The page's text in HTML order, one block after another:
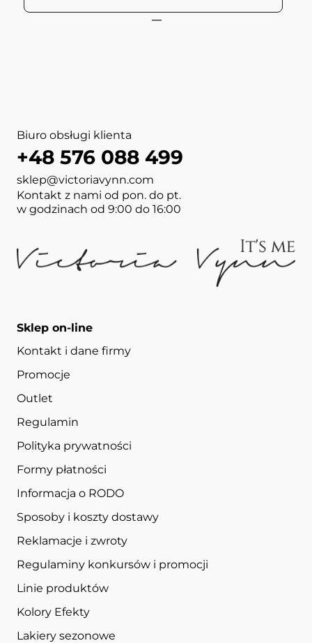
Biuro obsługi klienta
+48 576 088 499
sklep@victoriavynn.com
Kontakt z nami od pon. do pt.
w godzinach od 9:00 do 16:00
Sklep on-line
Kontakt i dane firmy
Promocje
Outlet
Regulamin
Polityka prywatności
Formy płatności
Informacja o RODO
Sposoby i koszty dostawy
Reklamacje i zwroty
Regulaminy konkursów i promocji
Linie produktów
Kolory Efekty
Lakiery sezonowe